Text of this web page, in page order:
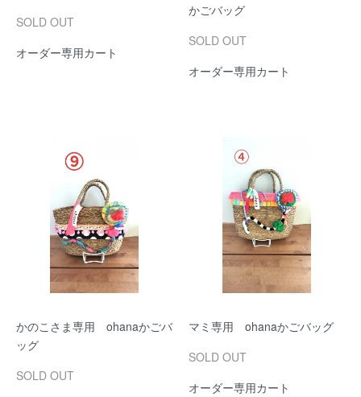
SOLD OUT
オーダー専用カート
かごバッグ
SOLD OUT
オーダー専用カート
かのこさま専用 ohanaかごバ
ッグ
SOLD OUT
マミ専用 ohanaかごバッグ
SOLD OUT
オーダー専用カート